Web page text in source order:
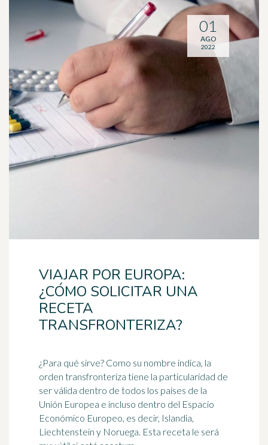
VIAJAR POR EUROPA:
¿CÓMO SOLICITAR UNA
RECETA
TRANSFRONTERIZA?
¿Para qué sirve? Como su nombre indica, la
orden transfronteriza tiene la particularidad de
ser válida dentro de todos los países de la
Unión Europea e incluso dentro del Espacio
Económico Europeo, es decir, Islandia,
Liechtenstein y Noruega. Esta receta le será
01
AGO
2022